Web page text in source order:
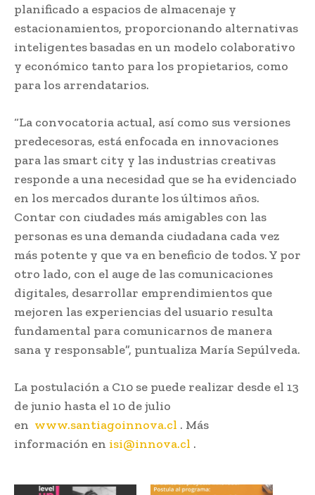
planificado a espacios de almacenaje y
estacionamientos, proporcionando alternativas
inteligentes basadas en un modelo colaborativo
y económico tanto para los propietarios, como
para los arrendatarios.
“La convocatoria actual, así como sus versiones
predecesoras, está enfocada en innovaciones
para las smart city y las industrias creativas
responde a una necesidad que se ha evidenciado
en los mercados durante los últimos años.
Contar con ciudades más amigables con las
personas es una demanda ciudadana cada vez
más potente y que va en beneficio de todos. Y por
otro lado, con el auge de las comunicaciones
digitales, desarrollar emprendimientos que
mejoren las experiencias del usuario resulta
fundamental para comunicarnos de manera
sana y responsable”, puntualiza María Sepúlveda.
La postulación a C10 se puede realizar desde el 13
de junio hasta el 10 de julio
en www.santiagoinnova.cl . Más
información en isi@innova.cl .